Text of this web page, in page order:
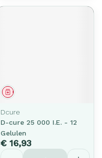
Geneesmiddel
Dcure
D-cure 25 000 I.E. - 12
Gelulen
€ 16,93
Aantal